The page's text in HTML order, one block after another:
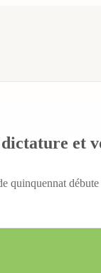
et
quinquennat